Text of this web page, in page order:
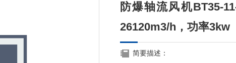
防爆轴流风机BT35-
26120m3/h，功率3kw
简要描述：